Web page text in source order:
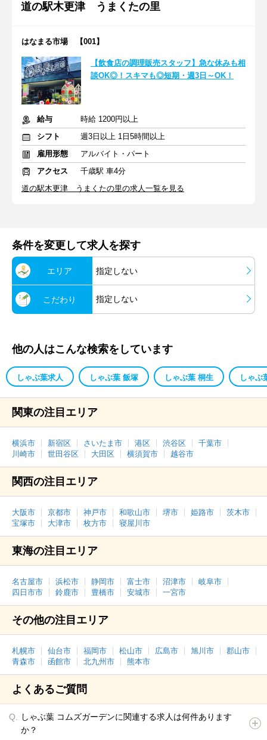
道の駅木更津 うまくたの里
はなまる市場 【001】
【飲食店の調理販売スタッフ】急な休みも相
談OK◎！スキマも◎短期・週3日～OK！
給与
時給 1200円以上
シフト
週3日以上 1日5時間以上
雇用形態
アルバイト・パート
アクセス
千歳駅 車4分
道の駅木更津 うまくたの里の求人一覧を見る
条件を変更して求人を探す
エリア 指定しない
こだわり 指定しない
他の人はこんな検索をしています
しゃぶ葉求人 しゃぶ葉 飯塚 しゃぶ葉 桐生 しゃぶ
関東の注目エリア
横浜市 新宿区 さいたま市 港区 渋谷区
千葉市
川崎市
世田谷区 大田区 横須賀市 越谷市
関西の注目エリア
大阪市 京都市 神戸市 和歌山市 堺市 姫路市
茨木市
宝塚市
大津市 枚方市 寝屋川市
東海の注目エリア
名古屋市 浜松市 静岡市 富士市 沼津市
岐阜市
四日市市
鈴鹿市 豊橋市 安城市 一宮市
その他の注目エリア
札幌市 仙台市 福岡市 松山市 広島市 旭川市
郡山市
青森市
函館市 北九州市 熊本市
よくあるご質問
しゃぶ葉 コムズガーデンに関連する求人は何件あります
か？